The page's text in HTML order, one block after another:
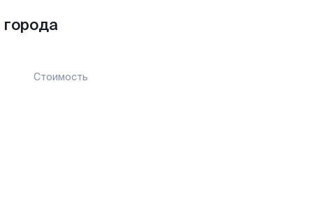
Стоимость